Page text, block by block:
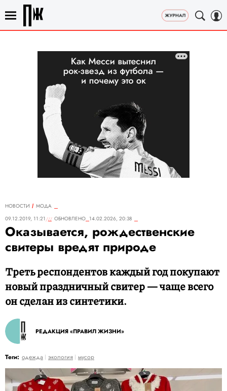
НОВОСТИ
МОДА
09.12.2019, 11:21
ОБНОВЛЕНО 14.02.2026, 20:38
Оказывается, рождественские
свитеры вредят природе
Треть респондентов каждый год покупают
новый праздничный свитер — чаще всего
он сделан из синтетики.
РЕДАКЦИЯ «ПРАВИЛ ЖИЗНИ»
Теги: одежда экология мусор